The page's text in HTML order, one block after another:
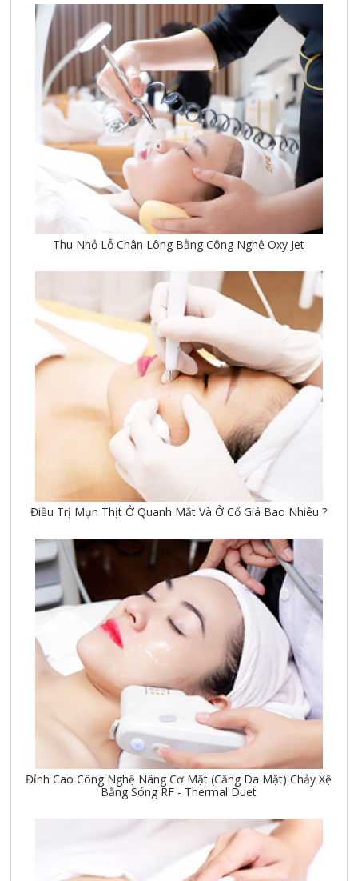
Thu Nhỏ Lỗ Chân Lông Bằng Công Nghệ Oxy Jet
Điều Trị Mụn Thịt Ở Quanh Mắt Và Ở Cổ Giá Bao Nhiêu ?
Đỉnh Cao Công Nghệ Nâng Cơ Mặt (Căng Da Mặt) Chảy Xệ
Bằng Sóng RF - Thermal Duet